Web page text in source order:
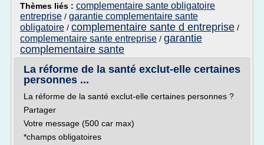
Thèmes liés : complementaire sante obligatoire
entreprise / garantie complementaire sante
obligatoire / complementaire sante d entreprise /
complementaire sante entreprise / garantie
complementaire sante
La réforme de la santé exclut-elle certaines
personnes ...
La réforme de la santé exclut-elle certaines personnes ?
Partager
Votre message (500 car max)
*champs obligatoires